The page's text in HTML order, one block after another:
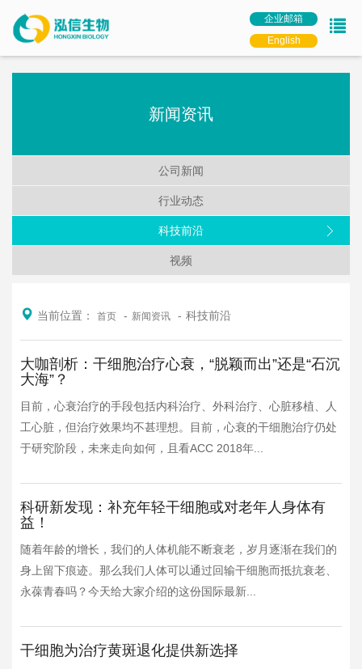
企业邮箱
English
新闻资讯
公司新闻
行业动态
科技前沿
视频
当前位置： 首页 新闻资讯 科技前沿
大咖剖析：干细胞治疗心衰，“脱颖而出”还是“石沉
大海”？
目前，心衰治疗的手段包括内科治疗、外科治疗、心脏移植、人
工心脏，但治疗效果均不甚理想。目前，心衰的干细胞治疗仍处
于研究阶段，未来走向如何，且看ACC 2018年...
科研新发现：补充年轻干细胞或对老年人身体有
益！
随着年龄的增长，我们的人体机能不断衰老，岁月逐渐在我们的
身上留下痕迹。那么我们人体可以通过回输干细胞而抵抗衰老、
永葆青春吗？今天给大家介绍的这份国际最新...
干细胞为治疗黄斑退化提供新选择